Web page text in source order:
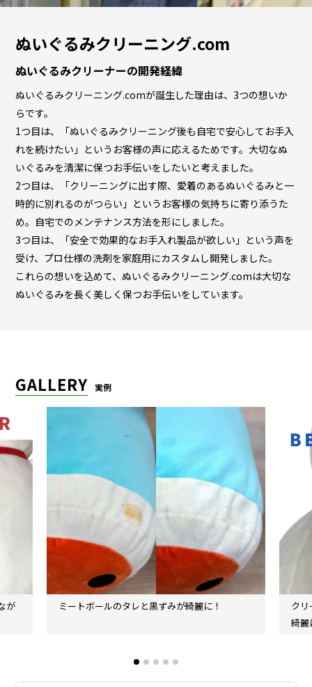
ぬいぐるみクリーニング.com
ぬいぐるみクリーナーの開発経緯
ぬいぐるみクリーニング.comが誕生した理由は、3つの想いか
らです。
1つ目は、「ぬいぐるみクリーニング後も自宅で安心してお手入
れを続けたい」というお客様の声に応えるためです。大切なぬ
いぐるみを清潔に保つお手伝いをしたいと考えました。
2つ目は、「クリーニングに出す際、愛着のあるぬいぐるみと一
時的に別れるのがつらい」というお客様の気持ちに寄り添うた
め。自宅でのメンテナンス方法を形にしました。
3つ目は、「安全で効果的なお手入れ製品が欲しい」という声を
受け、プロ仕様の洗剤を家庭用にカスタムし開発しました。
これらの想いを込めて、ぬいぐるみクリーニング.comは大切な
ぬいぐるみを長く美しく保つお手伝いをしています。
GALLERY 実例
が ミートボールのタレと黒ずみが綺麗に！
ク
綺